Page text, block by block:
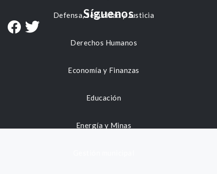
Defensa, Seguridad y Justicia
Derechos Humanos
Economía y Finanzas
Educación
Energía y Minas
Síguenos